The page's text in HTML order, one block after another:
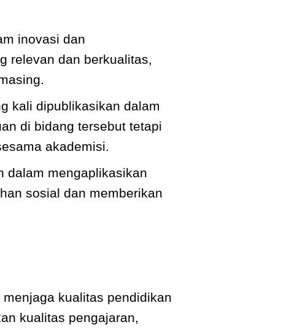
inovasi dan
relevan dan berkualitas,
kali dipublikasikan dalam
di bidang tersebut tetapi
akademisi.
dalam mengaplikasikan
sosial dan memberikan
kualitas pendidikan
kualitas pengajaran,